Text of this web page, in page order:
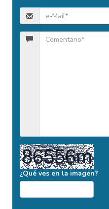
¿Qué ves en la imagen?